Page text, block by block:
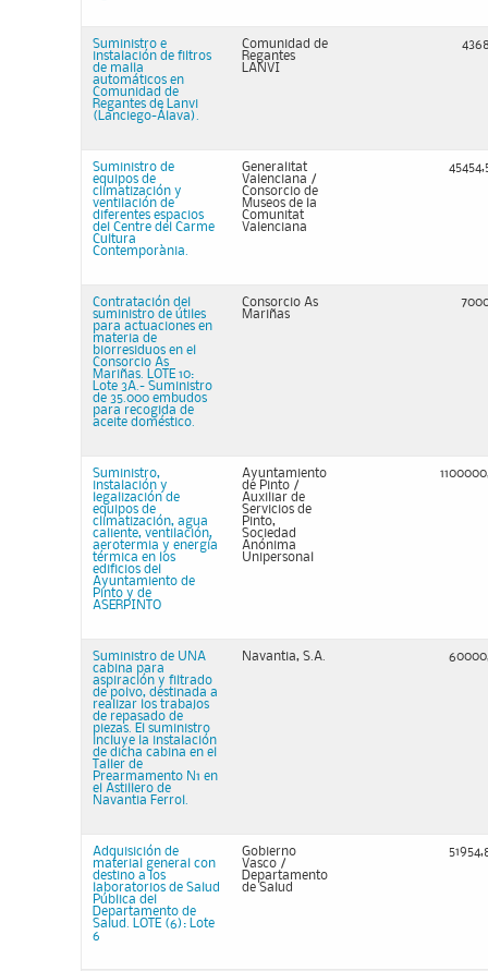
Suministro e
instalación de filtros
de malla
automáticos en
Comunidad de
Regantes de Lanvi
(Lanciego-Álava).
Comunidad de
Regantes
LANVI
Suministro de
equipos de
climatización y
ventilación de
diferentes espacios
del Centre del Carme
Cultura
Contemporània.
Generalitat
Valenciana /
Consorcio de
Museos de la
Comunitat
Valenciana
Contratación del
suministro de útiles
para actuaciones en
materia de
biorresiduos en el
Consorcio As
Mariñas. LOTE 10:
Lote 3A.- Suministro
de 35.000 embudos
para recogida de
aceite doméstico.
Consorcio As
Mariñas
Suministro,
instalación y
legalización de
equipos de
climatización, agua
caliente, ventilación,
aerotermia y energía
térmica en los
edificios del
Ayuntamiento de
Pinto y de
ASERPINTO
Ayuntamiento
de Pinto /
Auxiliar de
Servicios de
Pinto,
Sociedad
Anónima
Unipersonal
Suministro de UNA
cabina para
aspiración y filtrado
de polvo, destinada a
realizar los trabajos
de repasado de
piezas. El suministro
incluye la instalación
de dicha cabina en el
Taller de
Prearmamento N1 en
el Astillero de
Navantia Ferrol.
Navantia, S.A.
Adquisición de
material general con
destino a los
laboratorios de Salud
Pública del
Departamento de
Salud. LOTE (6): Lote
6
Gobierno
Vasco /
Departamento
de Salud